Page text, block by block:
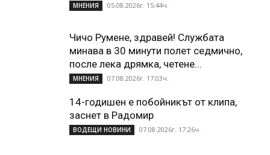
МНЕНИЯ 05.08.2026г. 15:44ч.
Чичо Румене, здравей! Службата
минава в 30 минути полет седмично,
после лека дрямка, четене...
МНЕНИЯ 07.08.2026г. 17:03ч.
14-годишен е побойникът от клипа,
заснет в Радомир
ВОДЕЩИ НОВИНИ 07.08.2026г. 17:26ч.